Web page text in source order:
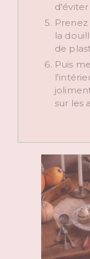
la
de
Puis
sur les